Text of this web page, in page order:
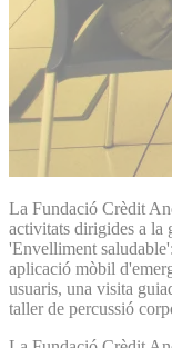
La Fundació Crèdit
activitats dirigides a la
'Envelliment
aplicació mòbil
usuaris, una visita
taller de percussió